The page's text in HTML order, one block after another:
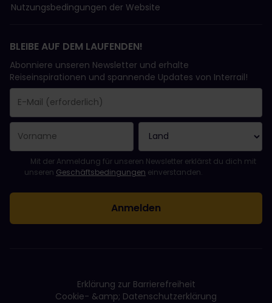
Nutzungsbedingungen der Website
BLEIBE AUF DEM LAUFENDEN!
Abonniere unseren Newsletter und erhalte
Reiseinspirationen und spannende Updates von Interrail!
Das Feld „E-Mail-Adresse“ ist ein Pflichtfeld!
Diese E-Mail-Adresse ist ungültig!
Beim Abonnieren des Newsletters ist ein Fehler aufgetreten.
Du hast diesen Newsletter bereits abonniert!
Bitte stimme den Allgemeinen Geschäftsbedingungen zu, um
Mit der Anmeldung für unseren Newsletter erklärst du dich mit
unseren Geschäftsbedingungen einverstanden.
Erklärung zur Barrierefreiheit
Cookie- &amp; Datenschutzerklärung